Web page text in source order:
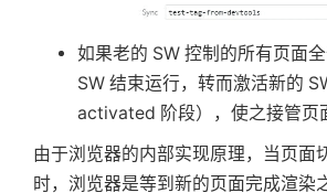
如果老的 SW 控制的所有页面
SW 结束运行，转而激活新的
activated 阶段），使之接管页
由于浏览器的内部实现原理，当页面
时，浏览器是等到新的页面完成渲染